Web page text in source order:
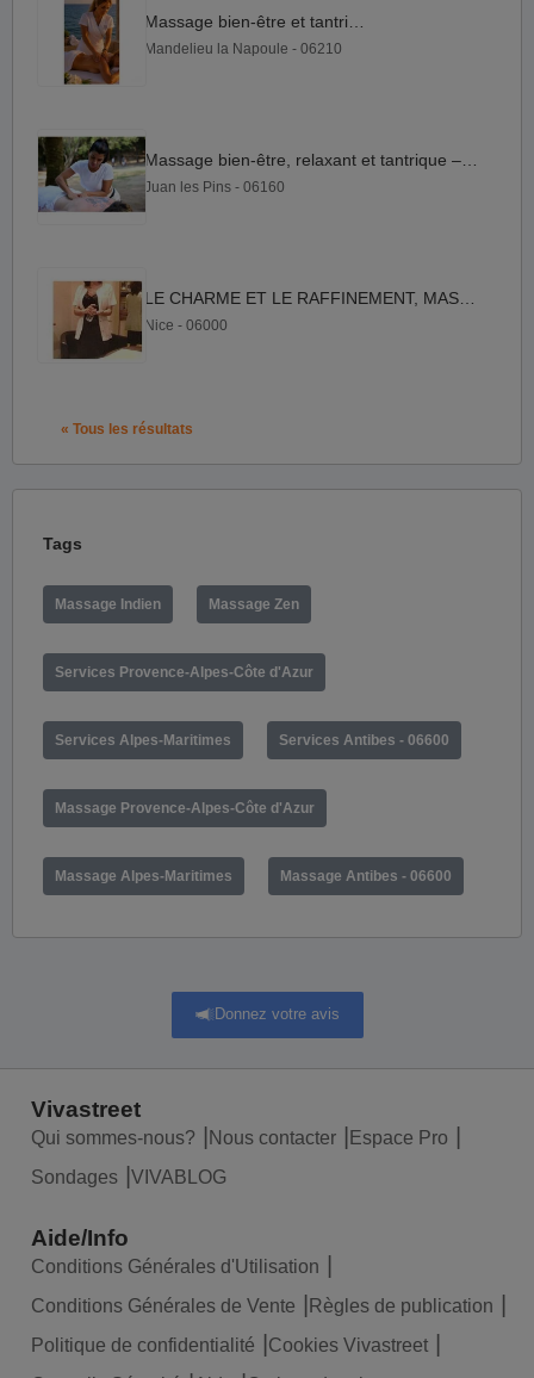
Mandelieu la Napoule - 06210
Juan les Pins - 06160
Nice - 06000
« Tous les résultats
Tags
Massage Indien Massage Zen
Services Provence-Alpes-Côte d'Azur
Services Alpes-Maritimes Services Antibes - 06600
Massage Provence-Alpes-Côte d'Azur
Massage Alpes-Maritimes Massage Antibes - 06600
Donnez votre avis
Vivastreet
Qui sommes-nous? Nous contacter
Espace Pro
Sondages
VIVABLOG
Aide/Info
Conditions Générales d'Utilisation
Conditions Générales de Vente
Règles de publication
Politique de confidentialité
Cookies Vivastreet